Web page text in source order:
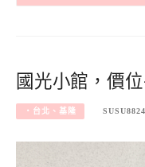
國光小館，價
‧台北、基隆 SUSU8824